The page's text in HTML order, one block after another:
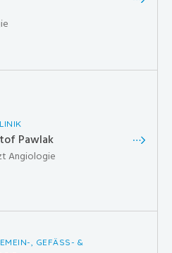
Pawlak
Angiologie
, GEFÄSS- &